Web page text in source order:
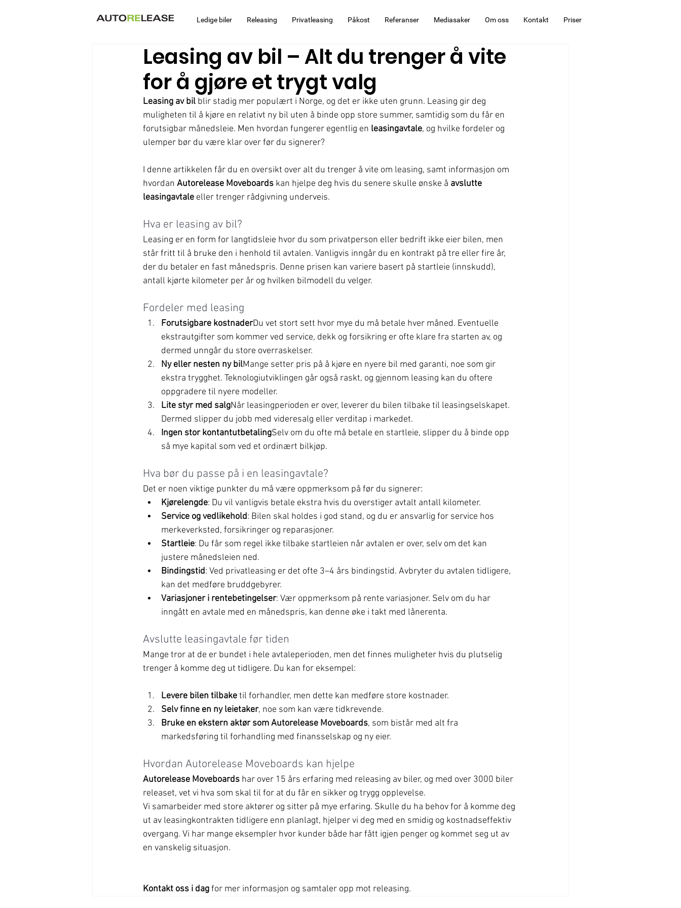
Ledige biler Releasing Privatleasing Påkost Referanser Mediasaker Om oss Kontakt Priser
Leasing av bil – Alt du trenger å vite
for å gjøre et trygt valg
Leasing av bil blir stadig mer populært i Norge, og det er ikke uten grunn. Leasing gir deg
muligheten til å kjøre en relativt ny bil uten å binde opp store summer, samtidig som du får en
forutsigbar månedsleie. Men hvordan fungerer egentlig en leasingavtale, og hvilke fordeler og
ulemper bør du være klar over før du signerer?
I denne artikkelen får du en oversikt over alt du trenger å vite om leasing, samt informasjon om
hvordan Autorelease Moveboards kan hjelpe deg hvis du senere skulle ønske å avslutte
leasingavtale eller trenger rådgivning underveis.
Hva er leasing av bil?
Leasing er en form for langtidsleie hvor du som privatperson eller bedrift ikke eier bilen, men
står fritt til å bruke den i henhold til avtalen. Vanligvis inngår du en kontrakt på tre eller fire år,
der du betaler en fast månedspris. Denne prisen kan variere basert på startleie (innskudd),
antall kjørte kilometer per år og hvilken bilmodell du velger.
Fordeler med leasing
Forutsigbare kostnaderDu vet stort sett hvor mye du må betale hver måned. Eventuelle
ekstrautgifter som kommer ved service, dekk og forsikring er ofte klare fra starten av, og
dermed unngår du store overraskelser.
Ny eller nesten ny bilMange setter pris på å kjøre en nyere bil med garanti, noe som gir
ekstra trygghet. Teknologiutviklingen går også raskt, og gjennom leasing kan du oftere
oppgradere til nyere modeller.
Lite styr med salgNår leasingperioden er over, leverer du bilen tilbake til leasingselskapet.
Dermed slipper du jobb med videresalg eller verditap i markedet.
Ingen stor kontantutbetalingSelv om du ofte må betale en startleie, slipper du å binde opp
så mye kapital som ved et ordinært bilkjøp.
Hva bør du passe på i en leasingavtale?
Det er noen viktige punkter du må være oppmerksom på før du signerer:
Kjørelengde: Du vil vanligvis betale ekstra hvis du overstiger avtalt antall kilometer.
Service og vedlikehold: Bilen skal holdes i god stand, og du er ansvarlig for service hos
merkeverksted, forsikringer og reparasjoner.
Startleie: Du får som regel ikke tilbake startleien når avtalen er over, selv om det kan
justere månedsleien ned.
Bindingstid: Ved privatleasing er det ofte 3–4 års bindingstid. Avbryter du avtalen tidligere,
kan det medføre bruddgebyrer.
Variasjoner i rentebetingelser: Vær oppmerksom på rente variasjoner. Selv om du har
inngått en avtale med en månedspris, kan denne øke i takt med lånerenta.
Avslutte leasingavtale før tiden
Mange tror at de er bundet i hele avtaleperioden, men det finnes muligheter hvis du plutselig
trenger å komme deg ut tidligere. Du kan for eksempel:
Levere bilen tilbake til forhandler, men dette kan medføre store kostnader.
Selv finne en ny leietaker, noe som kan være tidkrevende.
Bruke en ekstern aktør som Autorelease Moveboards, som bistår med alt fra
markedsføring til forhandling med finansselskap og ny eier.
Hvordan Autorelease Moveboards kan hjelpe
Autorelease Moveboards har over 15 års erfaring med releasing av biler, og med over 3000 biler
releaset, vet vi hva som skal til for at du får en sikker og trygg opplevelse.
Vi samarbeider med store aktører og sitter på mye erfaring. Skulle du ha behov for å komme deg
ut av leasingkontrakten tidligere enn planlagt, hjelper vi deg med en smidig og kostnadseffektiv
overgang. Vi har mange eksempler hvor kunder både har fått igjen penger og kommet seg ut av
en vanskelig situasjon.
Kontakt oss i dag for mer informasjon og samtaler opp mot releasing.